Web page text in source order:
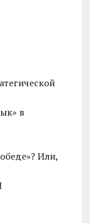
в
Или,